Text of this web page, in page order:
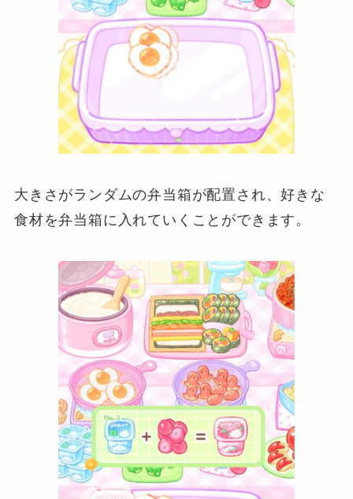
大きさがランダムの弁当箱が配置され、好きな
食材を弁当箱に入れていくことができます。